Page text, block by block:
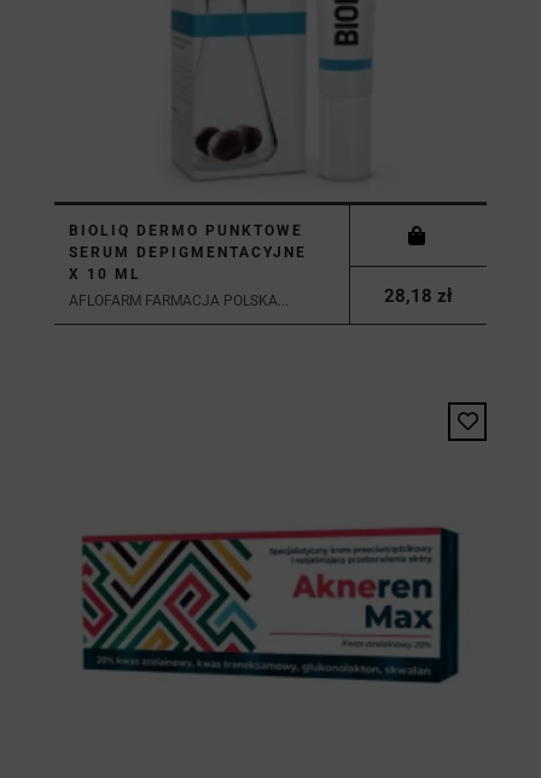
BIOLIQ DERMO PUNKTOWE
SERUM DEPIGMENTACYJNE
X 10 ML
AFLOFARM FARMACJA POLSKA...
28,18 zł